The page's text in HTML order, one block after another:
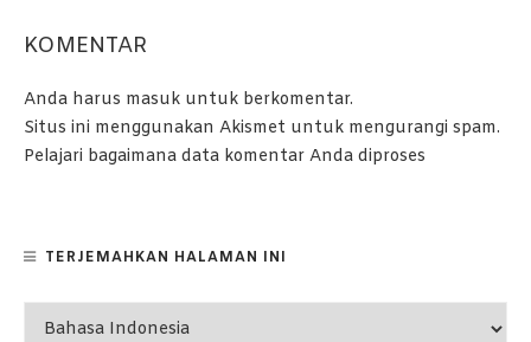
KOMENTAR
Anda harus masuk untuk berkomentar.
Situs ini menggunakan Akismet untuk mengurangi spam.
Pelajari bagaimana data komentar Anda diproses
TERJEMAHKAN HALAMAN INI